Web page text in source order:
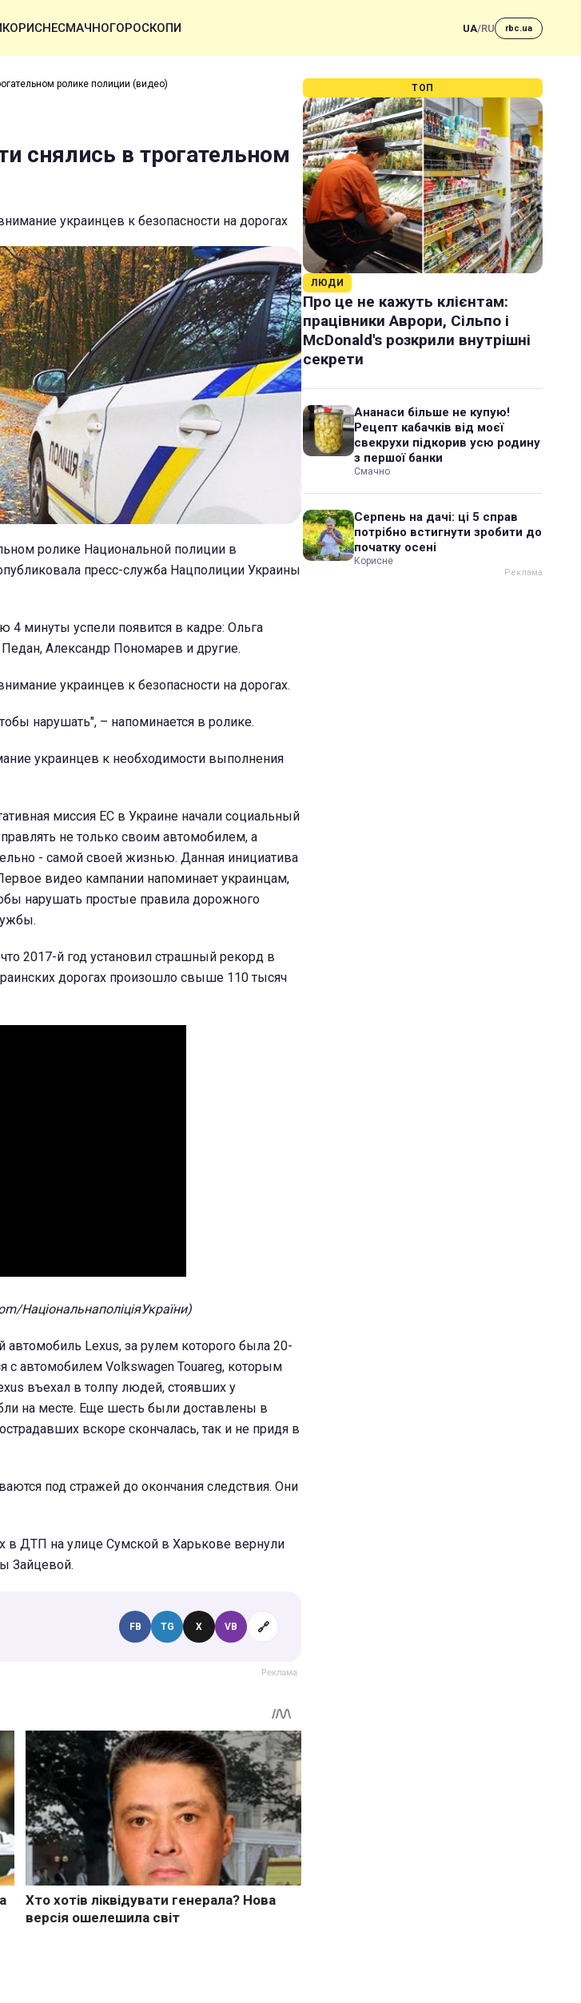
КОРИСНЕСМАЧНОГОРОСКОПИ UA/RU rbc.ua
ролике полиции (видео)
снялись в трогательном
украинцев к безопасности на дорогах
ролике Национальной полиции в
пресс-служба Нацполиции Украины
минуты успели появится в кадре: Ольга
Александр Пономарев и другие.
украинцев к безопасности на дорогах.
нарушать", – напоминается в ролике.
украинцев к необходимости выполнения
миссия ЕС в Украине начали социальный
не только своим автомобилем, а
- самой своей жизнью. Данная инициатива
видео кампании напоминает украинцам,
нарушать простые правила дорожного
2017-й год установил страшный рекорд в
дорогах произошло свыше 110 тысяч
НаціональнаполіціяУкраїни)
Lexus, за рулем которого была 20-
с автомобилем Volkswagen Touareg, которым
въехал в толпу людей, стоявших у
на месте. Еще шесть были доставлены в
вскоре скончалась, так и не придя в
под стражей до окончания следствия. Они
в ДТП на улице Сумской в Харькове вернули
Зайцевой.
FB TG X VB 🔗
ТОП
ЛЮДИ
Про це не кажуть клієнтам:
працівники Аврори, Сільпо і
McDonald's розкрили внутрішні
секрети
Ананаси більше не купую!
Рецепт кабачків від моєї
свекрухи підкорив усю родину
з першої банки
Смачно
Серпень на дачі: ці 5 справ
потрібно встигнути зробити до
початку осені
Корисне